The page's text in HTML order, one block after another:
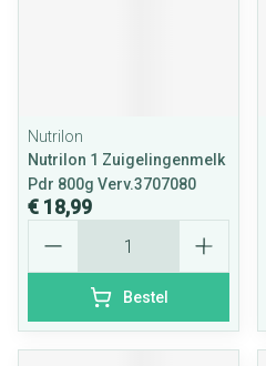
Nutrilon
Nutrilon 1 Zuigelingenmelk
Pdr 800g Verv.3707080
€ 18,99
Bestel